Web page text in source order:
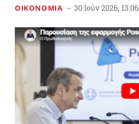
ΟΙΚΟΝΟΜΙΑ 30 Ιούν 2026, 13:06